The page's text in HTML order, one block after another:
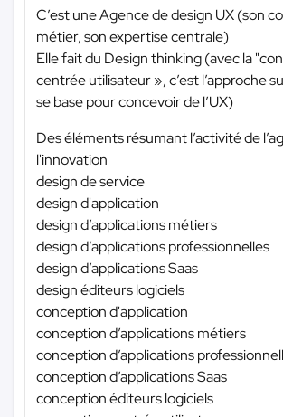
C’est une Agence de design UX (son
métier, son expertise centrale)
Elle fait du Design thinking (avec la
centrée utilisateur », c’est l’approche
se base pour concevoir de l’UX)
Des éléments résumant l’activité de
l'innovation
design de service
design d'application
design d’applications métiers
design d’applications professionnelles
design d’applications Saas
design éditeurs logiciels
conception d'application
conception d’applications métiers
conception d’applications
conception d’applications Saas
conception éditeurs logiciels